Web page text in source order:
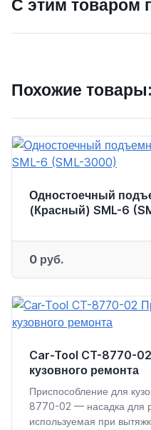
С этим товаром
Похожие товары:
Одностоечный
(Красный) SML-6
0 руб.
Car-Tool CT-8770-
кузовного ремонта
Приспособление для
8770-02 — насадка для
используемая при